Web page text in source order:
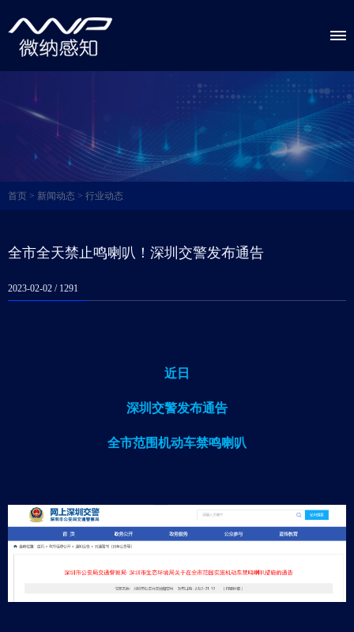
首页 > 新闻动态 > 行业动态
全市全天禁止鸣喇叭！深圳交警发布通告
2023-02-02 / 1291
近日
深圳交警发布通告
全市范围机动车禁鸣喇叭